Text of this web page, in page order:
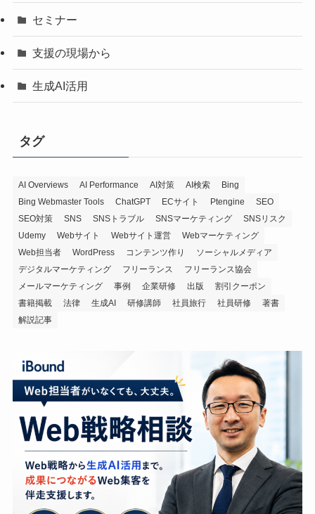
セミナー
支援の現場から
生成AI活用
タグ
AI Overviews AI Performance AI対策 AI検索
Bing
Bing Webmaster Tools
ChatGPT ECサイト Ptengine
SEO
SEO対策
SNS SNSトラブル SNSマーケティング
SNSリスク
Udemy
Webサイト Webサイト運営
Webマーケティング
Web担当者
WordPress コンテンツ作り
ソーシャルメディア
デジタルマーケティング
フリーランス
フリーランス協会
メールマーケティング
事例 企業研修 出版
割引クーポン
書籍掲載
法律 生成AI 研修講師 社員旅行 社員研修
著書
解説記事